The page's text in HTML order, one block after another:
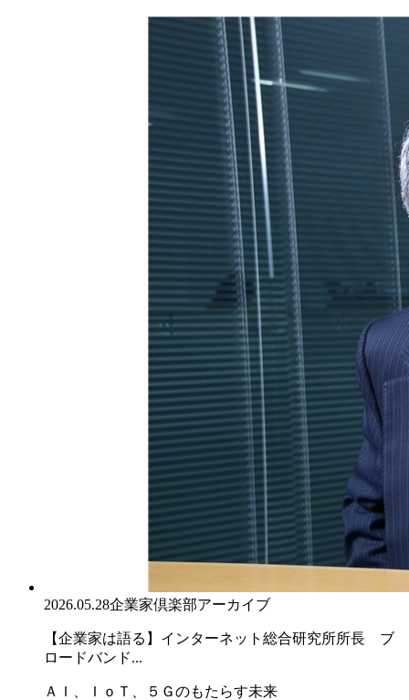
2026.05.28企業家倶楽部アーカイブ
【企業家は語る】インターネット総合研究所所長 ブ
ロードバンド...
ＡＩ、ＩｏＴ、５Ｇのもたらす未来